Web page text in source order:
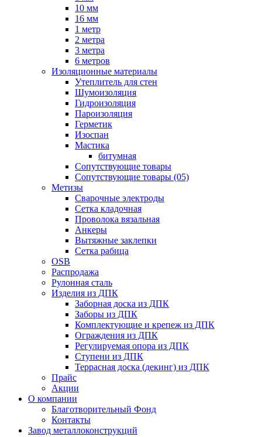
10 мм
16 мм
1 метр
2 метра
3 метра
6 метров
Изоляционные материалы
Утеплитель для стен
Шумоизоляция
Гидроизоляция
Пароизоляция
Герметик
Изоспан
Мастика
битумная
Сопутствующие товары
Сопутствующие товары (05)
Метизы
Сварочные электроды
Сетка кладочная
Проволока вязальная
Анкеры
Вытяжные заклепки
Сетка рабица
OSB
Распродажа
Рулонная сталь
Изделия из ДПК
Заборная доска из ДПК
Заборы из ДПК
Комплектующие и крепеж из ДПК
Ограждения из ДПК
Регулируемая опора из ДПК
Ступени из ДПК
Террасная доска (декинг) из ДПК
Прайс
Акции
О компании
Благотворительный Фонд
Контакты
Завод металлоконструкций